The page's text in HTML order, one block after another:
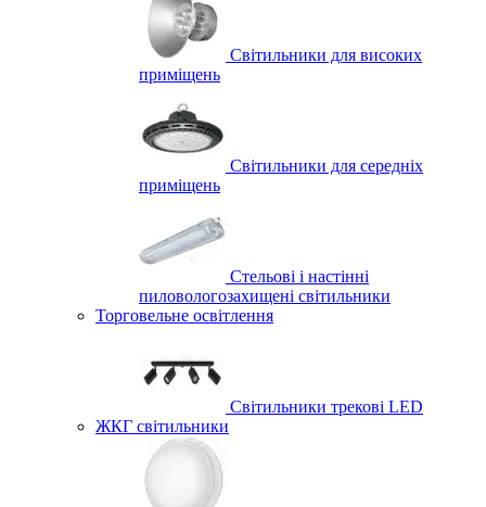
Світильники для високих
приміщень
Світильники для середніх
приміщень
Стельові і настінні
пиловологозахищені світильники
Торговельне освітлення
Світильники трекові LED
ЖКГ світильники